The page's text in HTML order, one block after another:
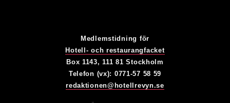
Medlemstidning för
Hotell- och restaurangfacket
Box 1143, 111 81 Stockholm
Telefon (vx): 0771-57 58 59
redaktionen@hotellrevyn.se